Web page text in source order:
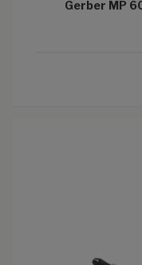
Gerber MP